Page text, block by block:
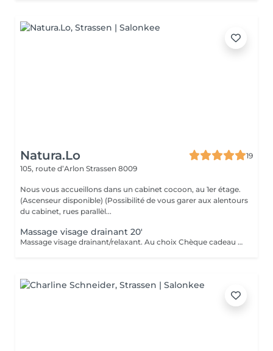
Natura.Lo
19
105, route d’Arlon Strassen 8009
Nous vous accueillons dans un cabinet cocoon, au 1er étage.
(Ascenseur disponible) (Possibilité de vous garer aux alentours
du cabinet, rues parallèl...
Massage visage drainant 20'
Massage visage drainant/relaxant. Au choix Chèque cadeau disponible (Montant de votre choix, celui-ci est à indiquer lors de votre demande)